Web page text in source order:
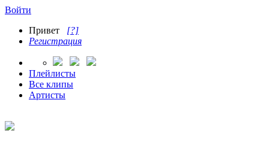
Войти
Привет [?]
Регистрация
Плейлисты
Все клипы
Артисты